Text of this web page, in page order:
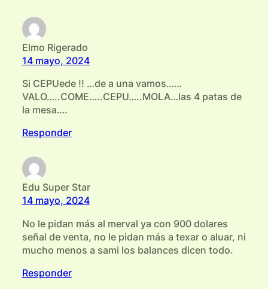
Elmo Rigerado
14 mayo, 2024
Si CEPUede !! …de a una vamos……
VALO…..COME…..CEPU…..MOLA…las 4 patas de
la mesa….
Responder
Edu Super Star
14 mayo, 2024
No le pidan más al merval ya con 900 dolares
señal de venta, no le pidan más a texar o aluar, ni
mucho menos a sami los balances dicen todo.
Responder